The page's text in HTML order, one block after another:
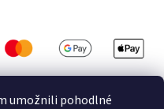
umožnili pohodlné